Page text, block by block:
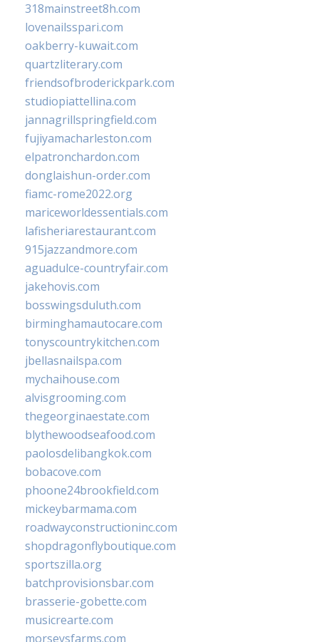
318mainstreet8h.com
lovenailsspari.com
oakberry-kuwait.com
quartzliterary.com
friendsofbroderickpark.com
studiopiattellina.com
jannagrillspringfield.com
fujiyamacharleston.com
elpatronchardon.com
donglaishun-order.com
fiamc-rome2022.org
mariceworldessentials.com
lafisheriarestaurant.com
915jazzandmore.com
aguadulce-countryfair.com
jakehovis.com
bosswingsduluth.com
birminghamautocare.com
tonyscountrykitchen.com
jbellasnailspa.com
mychaihouse.com
alvisgrooming.com
thegeorginaestate.com
blythewoodseafood.com
paolosdelibangkok.com
bobacove.com
phoone24brookfield.com
mickeybarmama.com
roadwayconstructioninc.com
shopdragonflyboutique.com
sportszilla.org
batchprovisionsbar.com
brasserie-gobette.com
musicrearte.com
morseysfarms.com